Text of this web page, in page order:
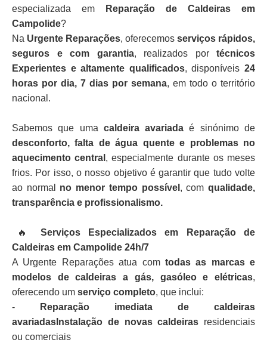
especializada em
Reparação de Caldeiras em
Campolide?
Na Urgente Reparações, oferecemos serviços rápidos,
seguros e com garantia, realizados por técnicos
Experientes e altamente qualificados, disponíveis24
horas por dia, 7 dias por semana, em todo o território
nacional.
Sabemos que uma caldeira avariada é sinónimo de
desconforto, falta de água quente e problemas no
aquecimento central , especialmente durante os meses
frios. Por isso, o nosso objetivo é garantir que tudo volte
ao normal no menor tempo possível , comqualidade,
transparência e profissionalismo.
🔥
Serviços Especializados em Reparação de
Caldeiras em Campolide 24h/7
A Urgente Reparações atua com todas as marcas e
modelos de caldeiras a gás, gasóleo e elétricas,
oferecendo um serviço completo, que inclui:
-
Reparação imediata de caldeiras
avariadasInstalação de novas caldeiras residenciais
ou comerciais